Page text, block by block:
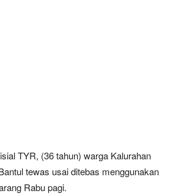
TYR, (36 tahun) warga Kalurahan
tewas usai ditebas menggunakan
Rabu pagi.